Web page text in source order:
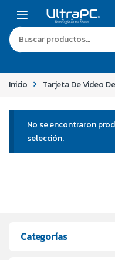
Inicio Tarjeta De Video
No se encontraron
selección.
Categorías